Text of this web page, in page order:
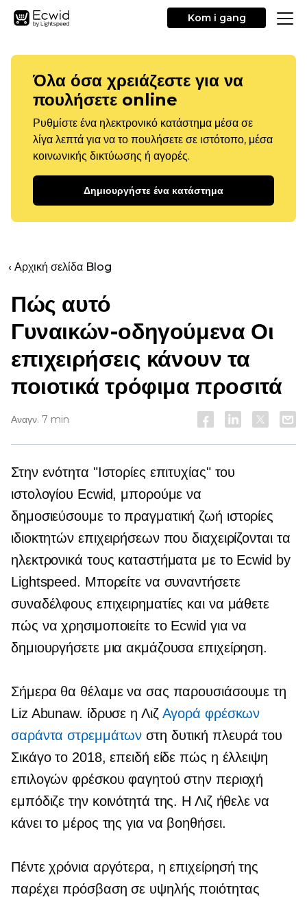
Kom i gang
Όλα όσα χρειάζεστε για να
πουλήσετε online
Ρυθμίστε ένα ηλεκτρονικό κατάστημα μέσα σε
λίγα λεπτά για να το πουλήσετε σε ιστότοπο, μέσα
κοινωνικής δικτύωσης ή αγορές.
Δημιουργήστε ένα κατάστημα
‹ Αρχική σελίδα Blog
Πώς αυτό
Γυναικών-οδηγούμεναΟι
επιχειρήσεις κάνουν τα
ποιοτικά τρόφιμα προσιτά
Αναγν. 7 min
Στην ενότητα "Ιστορίες επιτυχίας" του
ιστολογίου Ecwid, μπορούμε να
δημοσιεύσουμε τοπραγματική ζωή ιστορίες
ιδιοκτητών επιχειρήσεων που διαχειρίζονται τα
ηλεκτρονικά τους καταστήματα με το Ecwid by
Lightspeed. Μπορείτε να συναντήσετε
συναδέλφους επιχειρηματίες και να μάθετε
πώς να χρησιμοποιείτε το Ecwid για να
δημιουργήσετε μια ακμάζουσα επιχείρηση.
Σήμερα θα θέλαμε να σας παρουσιάσουμε τη
Liz Abunaw. ίδρυσε η Λιζ Αγορά φρέσκων
σαράντα στρεμμάτων στη δυτική πλευρά του
Σικάγο το 2018, επειδή είδε πώς η έλλειψη
επιλογών φρέσκου φαγητού στην περιοχή
εμπόδιζε την κοινότητά της. Η Λιζ ήθελε να
κάνει το μέρος της για να βοηθήσει.
Πέντε χρόνια αργότερα, η επιχείρησή της
παρέχει πρόσβαση σε υψηλής ποιότητας